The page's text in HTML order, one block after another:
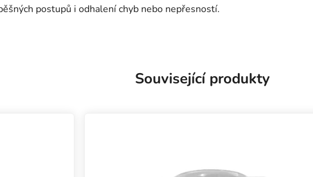
postupů i odhalení chyb nebo nepřesností.
Související produkty